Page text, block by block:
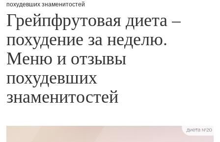
похудевших знаменитостей
Грейпфрутовая диета –
похудение за неделю.
Меню и отзывы
похудевших
знаменитостей